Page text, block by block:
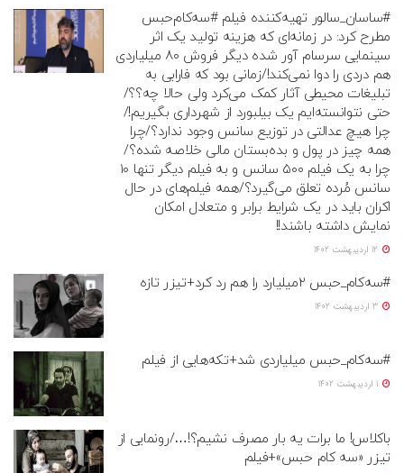
#ساسان_سالور تهیه‌کننده فیلم #سه‌کام‌حبس
مطرح کرد: در زمانه‌ای که هزینه تولید یک اثر
سینمایی سرسام آور شده دیگر فروش ۸۰ میلیاردی
هم دردی را دوا نمی‌کند!/زمانی بود که فارابی به
تبلیغات محیطی آثار کمک می‌کرد ولی حالا چه؟؟/
حتی نتوانسته‌ایم یک بیلبورد از شهرداری بگیریم!/
چرا هیچ عدالتی در توزیع سانس وجود ندارد؟/چرا
همه چیز در پول و بده‌بستان مالی خلاصه شده؟/
چرا به یک فیلم ۵۰۰ سانس و به فیلم دیگر تنها ۱۰
سانس مُرده تعلق می‌گیرد؟/همه فیلم‌های در حال
اکران باید در یک شرایط برابر و متعادل امکان
نمایش داشته باشند!!
#سه‌کام_حبس ۲میلیارد را هم رد کرد+تیزر تازه
#سه‌کام_حبس میلیاردی شد+تکه‌هایی از فیلم
باکلاس! ما برات یه بار مصرف نشیم؟!…/رونمایی از
تیزر «سه کام حبس»+فیلم